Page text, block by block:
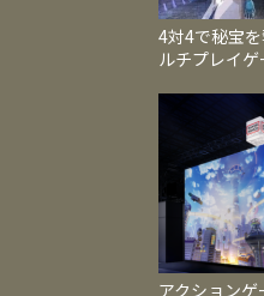
4対4で秘宝
ルチプレイ
アクション